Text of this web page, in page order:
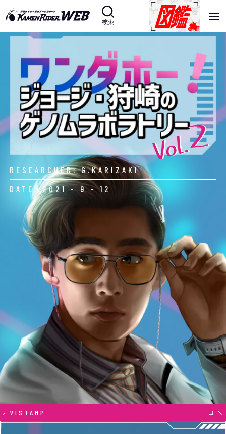
検索
RESEARCHER: G.KARIZAKI
DATE: 2021 - 9 - 12
VISTAMP